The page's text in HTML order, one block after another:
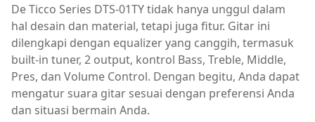
De Ticco Series DTS-01TY tidak hanya unggul dalam
hal desain dan material, tetapi juga fitur. Gitar ini
dilengkapi dengan equalizer yang canggih, termasuk
built-in tuner, 2 output, kontrol Bass, Treble, Middle,
Pres, dan Volume Control. Dengan begitu, Anda dapat
mengatur suara gitar sesuai dengan preferensi Anda
dan situasi bermain Anda.